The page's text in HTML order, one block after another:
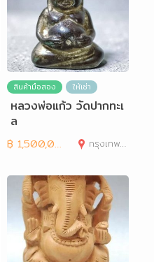
สินค้ามือสอง ให้เช่า
หลวงพ่อแก้ว วัดปากทะเ
ล
฿ 1,500,000 กรุงเทพมหานคร